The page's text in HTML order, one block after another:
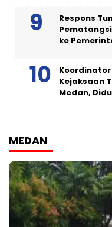
Respons
ke
Koordinator
Kejaksaan
Medan,
MEDAN